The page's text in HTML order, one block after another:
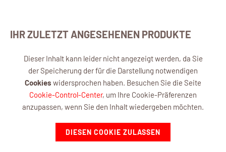
IHR ZULETZT ANGESEHENEN PRODUKTE
Dieser Inhalt kann leider nicht angezeigt werden, da Sie
der Speicherung der für die Darstellung notwendigen
Cookies widersprochen haben. Besuchen Sie die Seite
Cookie-Control-Center, um Ihre Cookie-Präferenzen
anzupassen, wenn Sie den Inhalt wiedergeben möchten.
DIESEN COOKIE ZULASSEN